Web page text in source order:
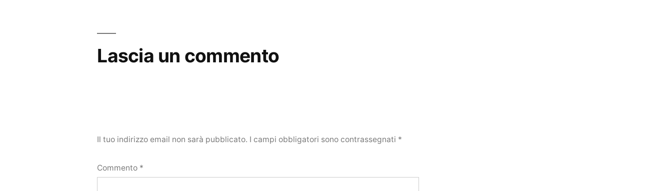
Lascia un commento
Il tuo indirizzo email non sarà pubblicato. I campi obbligatori sono contrassegnati *
Commento *